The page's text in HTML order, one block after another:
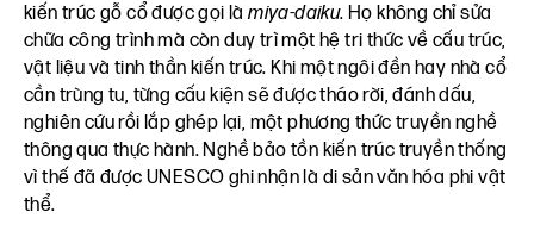
kiến trúc gỗ cổ được gọi làmiya-daiku. Họ không chỉ sửa
chữa công trình mà còn duy trì một hệ tri thức về cấu trúc,
vật liệu và tinh thần kiến trúc. Khi một ngôi đền hay nhà cổ
cần trùng tu, từng cấu kiện sẽ được tháo rời, đánh dấu,
nghiên cứu rồi lắp ghép lại, một phương thức truyền nghề
thông qua thực hành. Nghề bảo tồn kiến trúc truyền thống
vì thế đã được UNESCO ghi nhận là di sản văn hóa phi vật
thể.